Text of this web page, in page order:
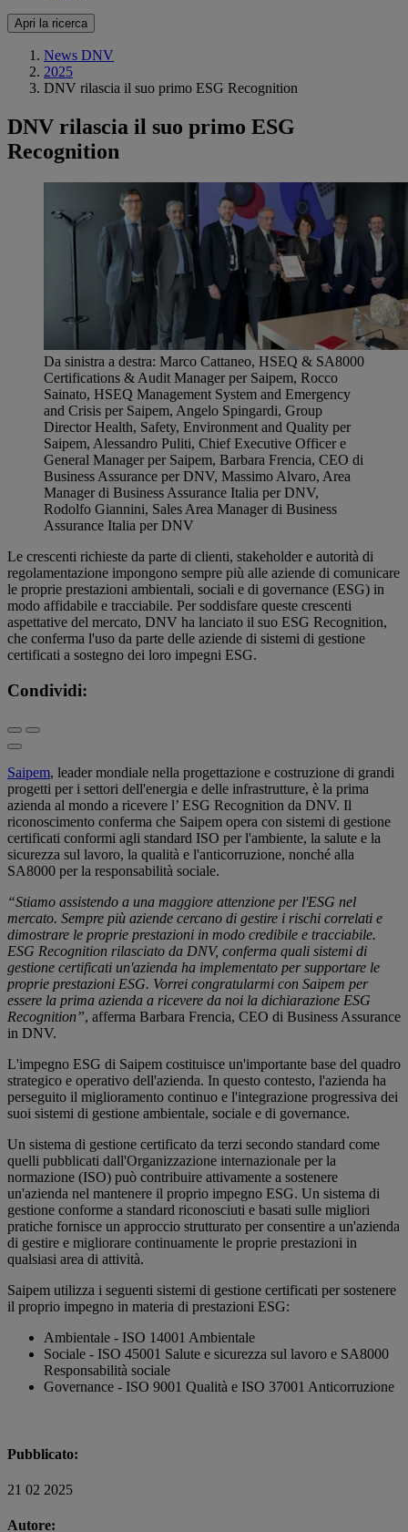
Apri la ricerca
News DNV
2025
DNV rilascia il suo primo ESG Recognition
DNV rilascia il suo primo ESG
Recognition
Da sinistra a destra: Marco Cattaneo, HSEQ & SA8000
Certifications & Audit Manager per Saipem, Rocco
Sainato, HSEQ Management System and Emergency
and Crisis per Saipem, Angelo Spingardi, Group
Director Health, Safety, Environment and Quality per
Saipem, Alessandro Puliti, Chief Executive Officer e
General Manager per Saipem, Barbara Frencia, CEO di
Business Assurance per DNV, Massimo Alvaro, Area
Manager di Business Assurance Italia per DNV,
Rodolfo Giannini, Sales Area Manager di Business
Assurance Italia per DNV
Le crescenti richieste da parte di clienti, stakeholder e autorità di
regolamentazione impongono sempre più alle aziende di comunicare
le proprie prestazioni ambientali, sociali e di governance (ESG) in
modo affidabile e tracciabile. Per soddisfare queste crescenti
aspettative del mercato, DNV ha lanciato il suo ESG Recognition,
che conferma l'uso da parte delle aziende di sistemi di gestione
certificati a sostegno dei loro impegni ESG.
Condividi:
Saipem, leader mondiale nella progettazione e costruzione di grandi
progetti per i settori dell'energia e delle infrastrutture, è la prima
azienda al mondo a ricevere l’ ESG Recognition da DNV. Il
riconoscimento conferma che Saipem opera con sistemi di gestione
certificati conformi agli standard ISO per l'ambiente, la salute e la
sicurezza sul lavoro, la qualità e l'anticorruzione, nonché alla
SA8000 per la responsabilità sociale.
“Stiamo assistendo a una maggiore attenzione per l'ESG nel
mercato. Sempre più aziende cercano di gestire i rischi correlati e
dimostrare le proprie prestazioni in modo credibile e tracciabile.
ESG Recognition rilasciato da DNV, conferma quali sistemi di
gestione certificati un'azienda ha implementato per supportare le
proprie prestazioni ESG. Vorrei congratularmi con Saipem per
essere la prima azienda a ricevere da noi la dichiarazione ESG
Recognition”, afferma Barbara Frencia, CEO di Business Assurance
in DNV.
L'impegno ESG di Saipem costituisce un'importante base del quadro
strategico e operativo dell'azienda. In questo contesto, l'azienda ha
perseguito il miglioramento continuo e l'integrazione progressiva dei
suoi sistemi di gestione ambientale, sociale e di governance.
Un sistema di gestione certificato da terzi secondo standard come
quelli pubblicati dall'Organizzazione internazionale per la
normazione (ISO) può contribuire attivamente a sostenere
un'azienda nel mantenere il proprio impegno ESG. Un sistema di
gestione conforme a standard riconosciuti e basati sulle migliori
pratiche fornisce un approccio strutturato per consentire a un'azienda
di gestire e migliorare continuamente le proprie prestazioni in
qualsiasi area di attività.
Saipem utilizza i seguenti sistemi di gestione certificati per sostenere
il proprio impegno in materia di prestazioni ESG:
Ambientale - ISO 14001 Ambientale
Sociale - ISO 45001 Salute e sicurezza sul lavoro e SA8000
Responsabilità sociale
Governance - ISO 9001 Qualità e ISO 37001 Anticorruzione
Pubblicato:
21 02 2025
Autore: